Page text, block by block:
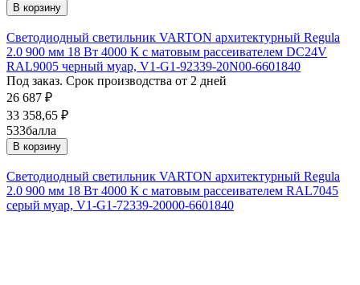
В корзину
Светодиодный светильник VARTON архитектурный Regula
2.0 900 мм 18 Вт 4000 К с матовым рассеивателем DC24V
RAL9005 черный муар, V1-G1-92339-20N00-6601840
Под заказ. Срок производства от 2 дней
26 687 ₽
33 358,65 ₽
533балла
В корзину
Светодиодный светильник VARTON архитектурный Regula
2.0 900 мм 18 Вт 4000 К с матовым рассеивателем RAL7045
серый муар, V1-G1-72339-20000-6601840